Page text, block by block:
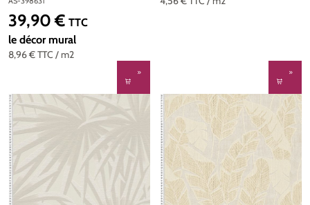
AS-398631
8,96 €TTC / m2
Prix régulier :
39,90 € TTC
le décor mural